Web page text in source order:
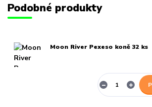
Podobné produkty
Moon River Pexeso koně 32 ks